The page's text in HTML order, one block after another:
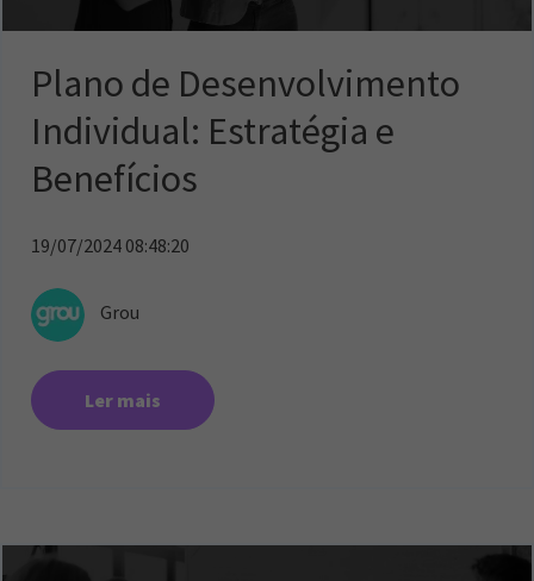
Plano de Desenvolvimento
Individual: Estratégia e
Benefícios
19/07/2024 08:48:20
Grou
Ler mais